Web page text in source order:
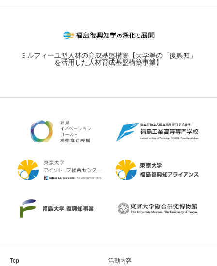
ミルフィーユ型人材の育成基盤構築【大学等の「復興知」
を活用した人材育成基盤構築事業】
Top 活動内容